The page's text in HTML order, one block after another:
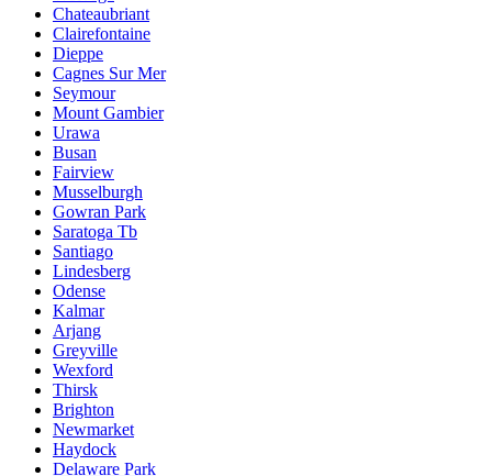
Chateaubriant
Clairefontaine
Dieppe
Cagnes Sur Mer
Seymour
Mount Gambier
Urawa
Busan
Fairview
Musselburgh
Gowran Park
Saratoga Tb
Santiago
Lindesberg
Odense
Kalmar
Arjang
Greyville
Wexford
Thirsk
Brighton
Newmarket
Haydock
Delaware Park